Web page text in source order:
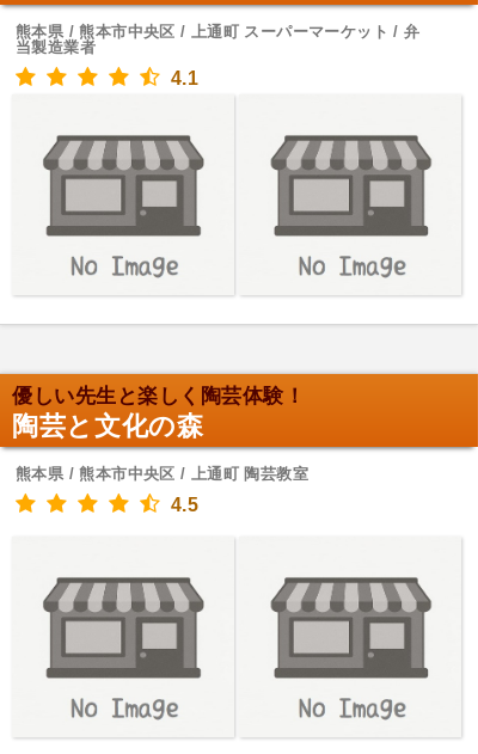
熊本県 / 熊本市中央区 / 上通町 スーパーマーケット / 弁
当製造業者
4.1
優しい先生と楽しく陶芸体験！
陶芸と文化の森
熊本県 / 熊本市中央区 / 上通町 陶芸教室
4.5